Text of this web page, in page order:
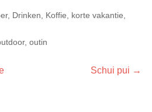
, Drinken Koffie korte vakantie
, outin
Volgend
Schui pui →